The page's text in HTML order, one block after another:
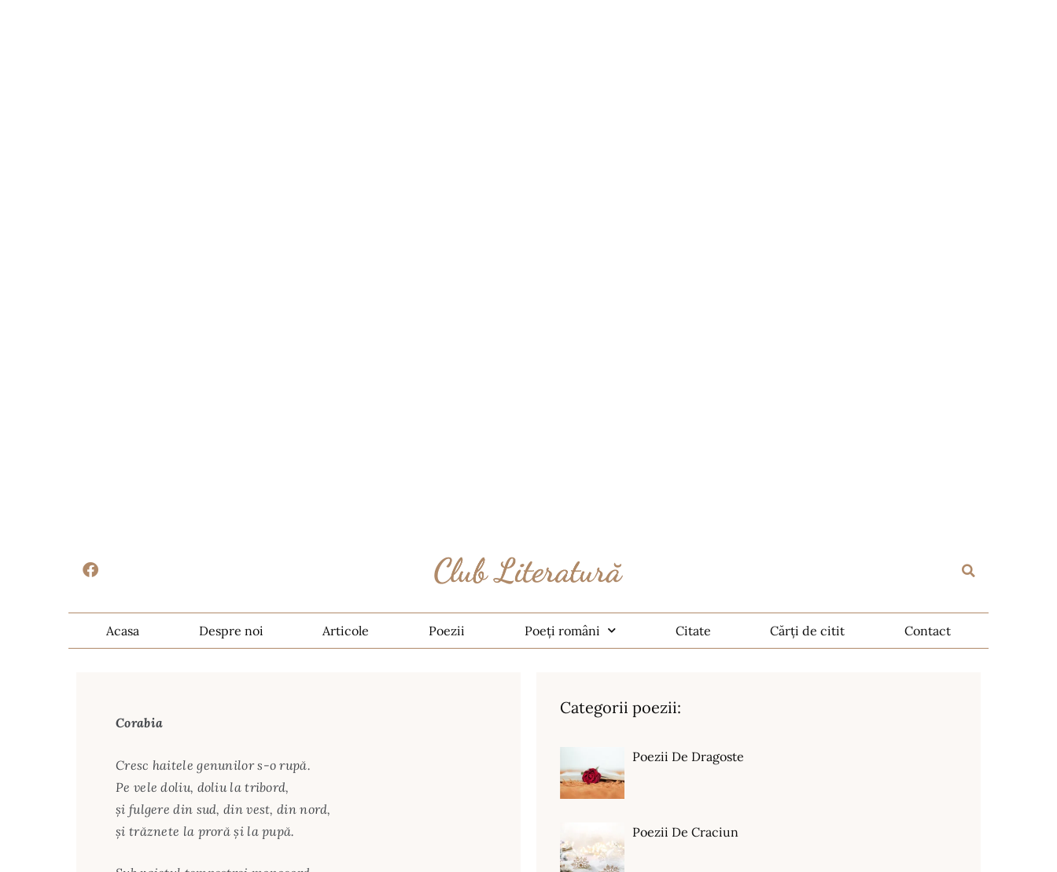
Acasa Despre noi Articole Poezii Poeți români Citate Cărți de citit Contact
Corabia
Cresc haitele genunilor s-o rupă.
Pe vele doliu, doliu la tribord,
și fulgere din sud, din vest, din nord,
și trăznete la proră și la pupă.
Categorii poezii:
Poezii De Dragoste
Poezii De Craciun